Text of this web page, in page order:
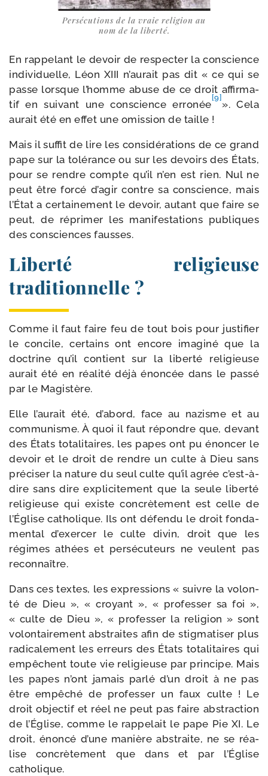
Persécutions de la vraie reli­gion au
nom de la liberté.
En rap­pe­lant le devoir de res­pec­ter la conscience
indi­vi­duelle, Léon XIII n’aurait pas dit « ce qui se
passe lorsque l’homme abuse de ce droit affir­ma­
tif en sui­vant une conscience erro­née
[9]
». Cela
aurait été en effet une omis­sion de taille !
Mais il suf­fit de lire les consi­dé­ra­tions de ce grand
pape sur la tolé­rance ou sur les devoirs des États,
pour se rendre compte qu’il n’en est rien. Nul ne
peut être for­cé d’agir contre sa conscience, mais
l’État a cer­tai­ne­ment le devoir, autant que faire se
peut, de répri­mer les mani­fes­ta­tions publiques
des consciences fausses.
Liberté religieuse
traditionnelle ?
Comme il faut faire feu de tout bois pour jus­ti­fier
le concile, cer­tains ont encore ima­gi­né que la
doc­trine qu’il contient sur la liber­té reli­gieuse
aurait été en réa­li­té déjà énon­cée dans le pas­sé
par le Magistère.
Elle l’aurait été, d’abord, face au nazisme et au
com­mu­nisme. À quoi il faut répondre que, devant
des États tota­li­taires, les papes ont pu énon­cer le
devoir et le droit de rendre un culte à Dieu sans
pré­ci­ser la nature du seul culte qu’il agrée c’est-à-
dire sans dire expli­ci­te­ment que la seule liber­té
reli­gieuse qui existe concrè­te­ment est celle de
l’Église catho­lique. Ils ont défen­du le droit fon­da­
men­tal d’exercer le culte divin, droit que les
régimes athées et per­sé­cu­teurs ne veulent pas
reconnaître.
Dans ces textes, les expres­sions « suivre la volon­
té de Dieu », « croyant », « pro­fes­ser sa foi »,
« culte de Dieu », « pro­fes­ser la reli­gion » sont
volon­tai­re­ment abs­traites afin de stig­ma­ti­ser plus
radi­ca­le­ment les erreurs des États tota­li­taires qui
empêchent toute vie reli­gieuse par prin­cipe. Mais
les papes n’ont jamais par­lé d’un droit à ne pas
être empê­ché de pro­fes­ser un faux culte ! Le
droit objec­tif et réel ne peut pas faire abs­trac­tion
de l’Église, comme le rap­pe­lait le pape Pie XI. Le
droit, énon­cé d’une manière abs­traite, ne se réa­
lise concrè­te­ment que dans et par l’Église
catholique.